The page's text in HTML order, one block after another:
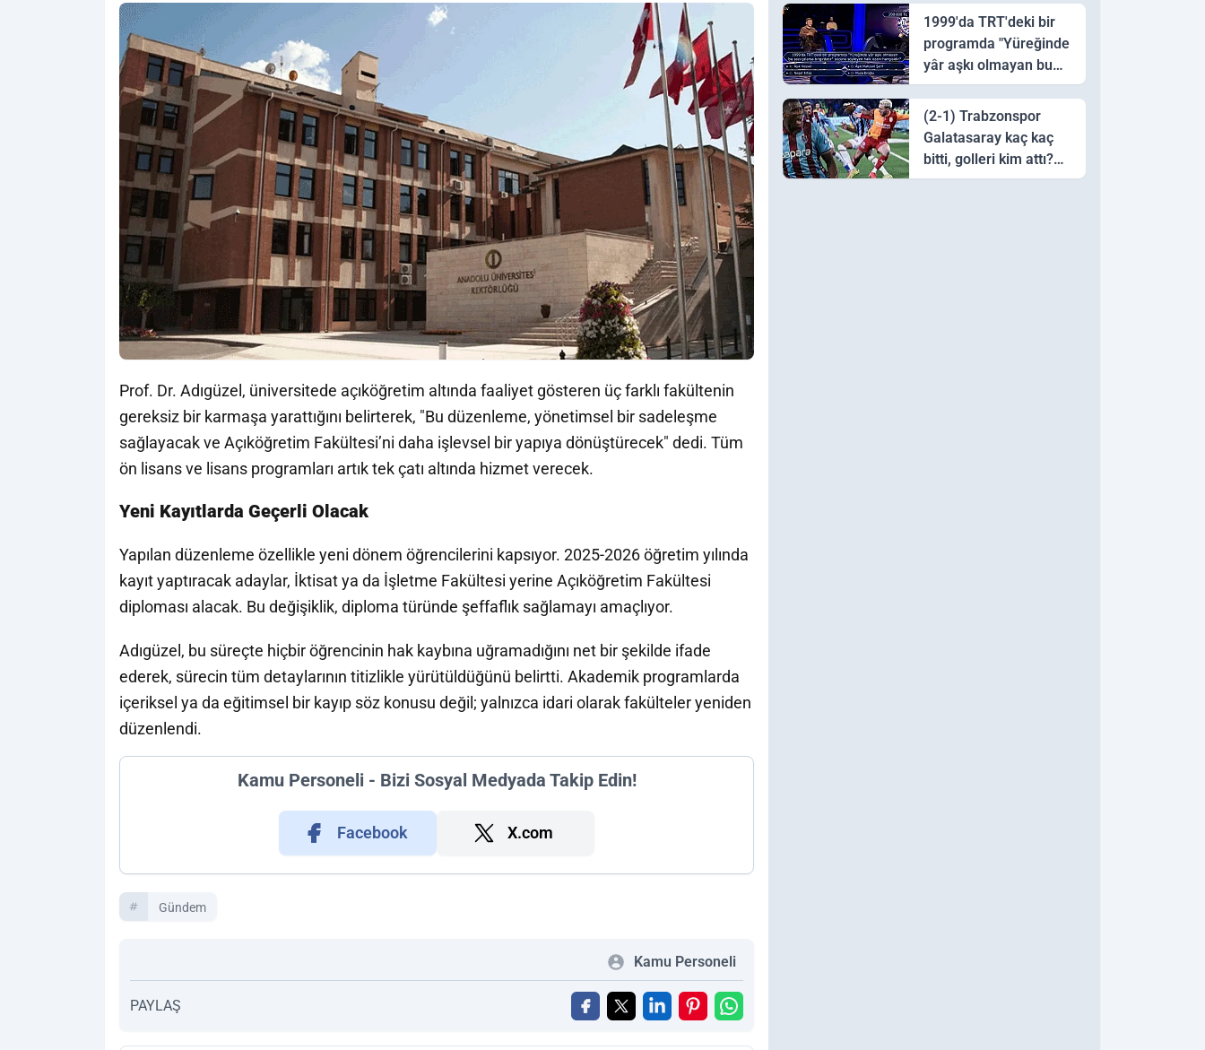
Prof. Dr. Adıgüzel, üniversitede açıköğretim altında faaliyet gösteren üç farklı fakültenin
gereksiz bir karmaşa yarattığını belirterek, "Bu düzenleme, yönetimsel bir sadeleşme
sağlayacak ve Açıköğretim Fakültesi’ni daha işlevsel bir yapıya dönüştürecek" dedi. Tüm
ön lisans ve lisans programları artık tek çatı altında hizmet verecek.
Yeni Kayıtlarda Geçerli Olacak
Yapılan düzenleme özellikle yeni dönem öğrencilerini kapsıyor. 2025-2026 öğretim yılında
kayıt yaptıracak adaylar, İktisat ya da İşletme Fakültesi yerine Açıköğretim Fakültesi
diploması alacak. Bu değişiklik, diploma türünde şeffaflık sağlamayı amaçlıyor.
Adıgüzel, bu süreçte hiçbir öğrencinin hak kaybına uğramadığını net bir şekilde ifade
ederek, sürecin tüm detaylarının titizlikle yürütüldüğünü belirtti. Akademik programlarda
içeriksel ya da eğitimsel bir kayıp söz konusu değil; yalnızca idari olarak fakülteler yeniden
düzenlendi.
Kamu Personeli - Bizi Sosyal Medyada Takip Edin!
Facebook X.com
Gündem
Kamu Personeli
PAYLAŞ
1999'da TRT'deki bir
programda "Yüreğinde
yâr aşkı olmayan bu
sazı çalarsa tingirdatır"
sözünü söyleyen halk
ozanı hangisidir?
(2-1) Trabzonspor
Galatasaray kaç kaç
bitti, golleri kim attı?
Trabzonspor